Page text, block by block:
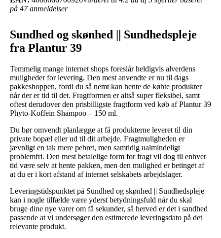
på 47 anmeldelser
Sundhed og skønhed || Sundhedspleje
fra Plantur 39
Temmelig mange internet shops foreslår heldigvis alverdens
muligheder for levering. Den mest anvendte er nu til dags
pakkeshoppen, fordi du så nemt kan hente de købte produkter
når der er tid til det. Fragtformen er altså super fleksibel, samt
oftest derudover den prisbilligste fragtform ved køb af Plantur 39
Phyto-Koffein Shampoo – 150 ml.
Du bør omvendt planlægge at få produkterne leveret til din
private bopæl eller ud til dit arbejde. Fragtmuligheden er
jævnligt en tak mere pebret, men samtidig ualmindeligt
problemfri. Den mest betalelige form for fragt vil dog til enhver
tid være selv at hente pakken, men den mulighed er betinget af
at du er i kort afstand af internet selskabets arbejdslager.
Leveringstidspunktet på Sundhed og skønhed || Sundhedspleje
kan i nogle tilfælde være yderst betydningsfuld når du skal
bruge dine nye varer om få sekunder, så herved er det i sandhed
passende at vi undersøger den estimerede leveringsdato på det
relevante produkt.